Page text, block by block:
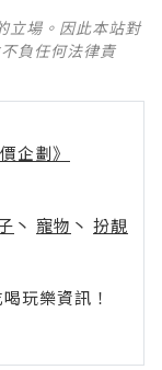
立場。因此本站對
負任何法律責
企劃》
丶 寵物 丶 扮靚
玩樂資訊！